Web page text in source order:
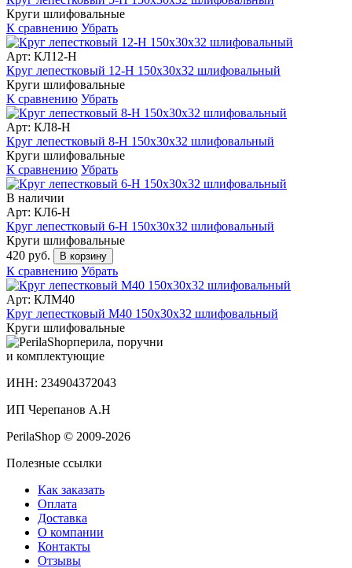
Круги шлифовальные
К сравнению Убрать
Арт: КЛ12-Н
Круг лепестковый 12-H 150х30х32 шлифовальный
Круги шлифовальные
К сравнению Убрать
Арт: КЛ8-Н
Круг лепестковый 8-H 150х30х32 шлифовальный
Круги шлифовальные
К сравнению Убрать
В наличии
Арт: КЛ6-Н
Круг лепестковый 6-H 150х30х32 шлифовальный
Круги шлифовальные
420 руб.
В корзину
К сравнению Убрать
Арт: КЛМ40
Круг лепестковый М40 150х30х32 шлифовальный
Круги шлифовальные
перила, поручни
и комплектующие
ИНН: 234904372043
ИП Черепанов А.Н
PerilaShop © 2009-2026
Полезные ссылки
Как заказать
Оплата
Доставка
О компании
Контакты
Отзывы